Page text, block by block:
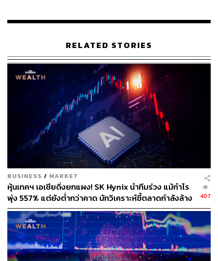
ABOUT THE AUTHOR
สกุลชัย เก่งอนันตานนท์
Content Creator สำนักข่าว THE
STANDARD WEALTH
RELATED STORIES
BUSINESS / MARKET
หุ้นเทคฯ เอเชียดิ่งยกแผง! SK Hynix นำทีมร่วง แม้กำไร
พุ่ง 557% แต่ยังต่ำกว่าคาด นักวิเคราะห์ชี้ตลาดกำลังล้าง
‘ฟองสบู่’ AI
407